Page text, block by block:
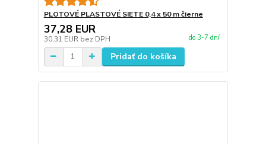
PLOTOVÉ PLASTOVÉ SIETE 0,4 x 50 m čierne
37,28 EUR
30,31 EUR bez DPH do 3-7 dní
Pridať do košíka